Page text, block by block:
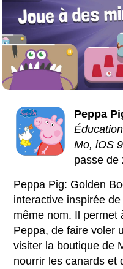
Peppa
Mo, iOS
passe de
Peppa Pig: Golden
interactive inspirée
même nom. Il permet
Peppa, de faire voler
visiter la boutique de
nourrir les canards et